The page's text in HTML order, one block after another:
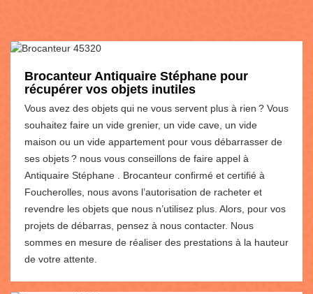
Brocanteur Antiquaire Stéphane pour
récupérer vos objets inutiles
Vous avez des objets qui ne vous servent plus à rien ? Vous
souhaitez faire un vide grenier, un vide cave, un vide
maison ou un vide appartement pour vous débarrasser de
ses objets ? nous vous conseillons de faire appel à
Antiquaire Stéphane . Brocanteur confirmé et certifié à
Foucherolles, nous avons l’autorisation de racheter et
revendre les objets que nous n’utilisez plus. Alors, pour vos
projets de débarras, pensez à nous contacter. Nous
sommes en mesure de réaliser des prestations à la hauteur
de votre attente.